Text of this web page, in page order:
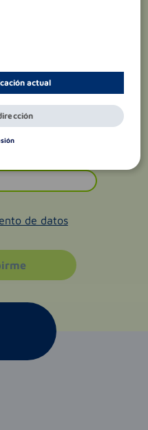
de datos
actual